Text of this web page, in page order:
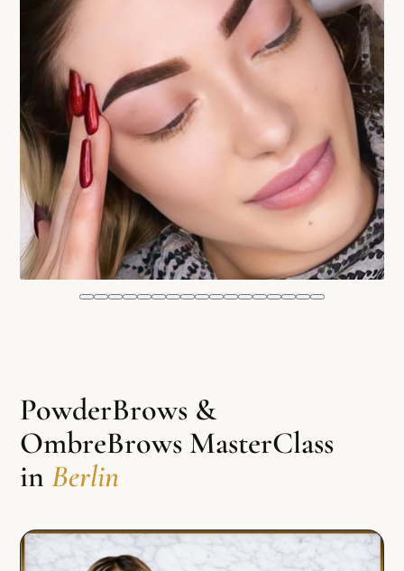
PowderBrows &
OmbreBrows MasterClass
in Berlin